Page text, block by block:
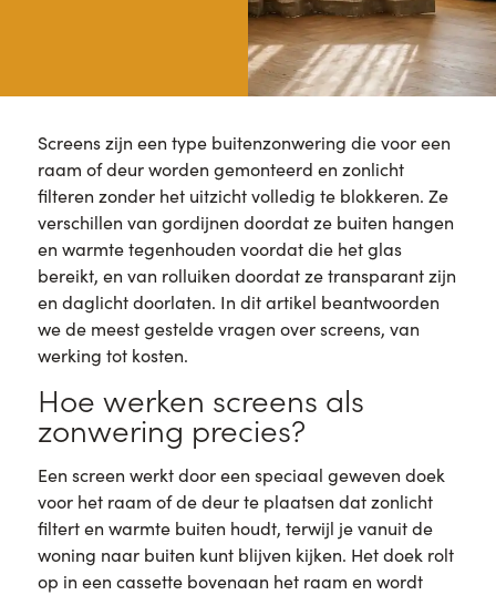
Screens zijn een type buitenzonwering die voor een
raam of deur worden gemonteerd en zonlicht
filteren zonder het uitzicht volledig te blokkeren. Ze
verschillen van gordijnen doordat ze buiten hangen
en warmte tegenhouden voordat die het glas
bereikt, en van rolluiken doordat ze transparant zijn
en daglicht doorlaten. In dit artikel beantwoorden
we de meest gestelde vragen over screens, van
werking tot kosten.
Hoe werken screens als
zonwering precies?
Een screen werkt door een speciaal geweven doek
voor het raam of de deur te plaatsen dat zonlicht
filtert en warmte buiten houdt, terwijl je vanuit de
woning naar buiten kunt blijven kijken. Het doek rolt
op in een cassette bovenaan het raam en wordt